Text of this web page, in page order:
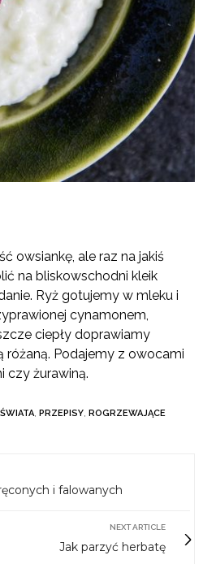
owsiankę, ale raz na jakiś
na bliskowschodni kleik
Ryż gotujemy w mleku i
cynamonem,
ciepły doprawiamy
różaną. Podajemy z owocami
czy żurawiną.
, PRZEPISY, ROGRZEWAJĄCE
i falowanych
NEXT ARTICLE
Jak parzyć herbatę